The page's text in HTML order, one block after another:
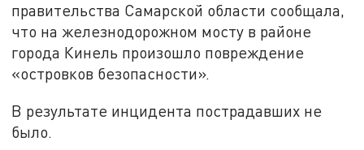
правительства Самарской области сообщала,
что на железнодорожном мосту в районе
города Кинель произошло повреждение
«островков безопасности».
В результате инцидента пострадавших не
было.